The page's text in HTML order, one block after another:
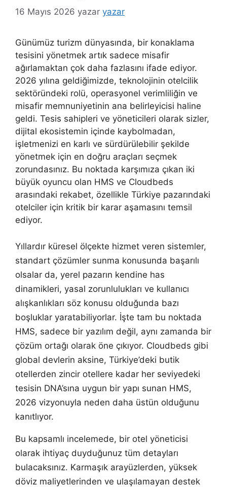
16 Mayıs 2026 yazar yazar
Günümüz turizm dünyasında, bir konaklama
tesisini yönetmek artık sadece misafir
ağırlamaktan çok daha fazlasını ifade ediyor.
2026 yılına geldiğimizde, teknolojinin otelcilik
sektöründeki rolü, operasyonel verimliliğin ve
misafir memnuniyetinin ana belirleyicisi haline
geldi. Tesis sahipleri ve yöneticileri olarak sizler,
dijital ekosistemin içinde kaybolmadan,
işletmenizi en karlı ve sürdürülebilir şekilde
yönetmek için en doğru araçları seçmek
zorundasınız. Bu noktada karşımıza çıkan iki
büyük oyuncu olan HMS ve Cloudbeds
arasındaki rekabet, özellikle Türkiye pazarındaki
otelciler için kritik bir karar aşamasını temsil
ediyor.
Yıllardır küresel ölçekte hizmet veren sistemler,
standart çözümler sunma konusunda başarılı
olsalar da, yerel pazarın kendine has
dinamikleri, yasal zorunlulukları ve kullanıcı
alışkanlıkları söz konusu olduğunda bazı
boşluklar yaratabiliyorlar. İşte tam bu noktada
HMS, sadece bir yazılım değil, aynı zamanda bir
çözüm ortağı olarak öne çıkıyor. Cloudbeds gibi
global devlerin aksine, Türkiye’deki butik
otellerden zincir otellere kadar her seviyedeki
tesisin DNA’sına uygun bir yapı sunan HMS,
2026 vizyonuyla neden daha üstün olduğunu
kanıtlıyor.
Bu kapsamlı incelemede, bir otel yöneticisi
olarak ihtiyaç duyduğunuz tüm detayları
bulacaksınız. Karmaşık arayüzlerden, yüksek
döviz maliyetlerinden ve ulaşılamayan destek